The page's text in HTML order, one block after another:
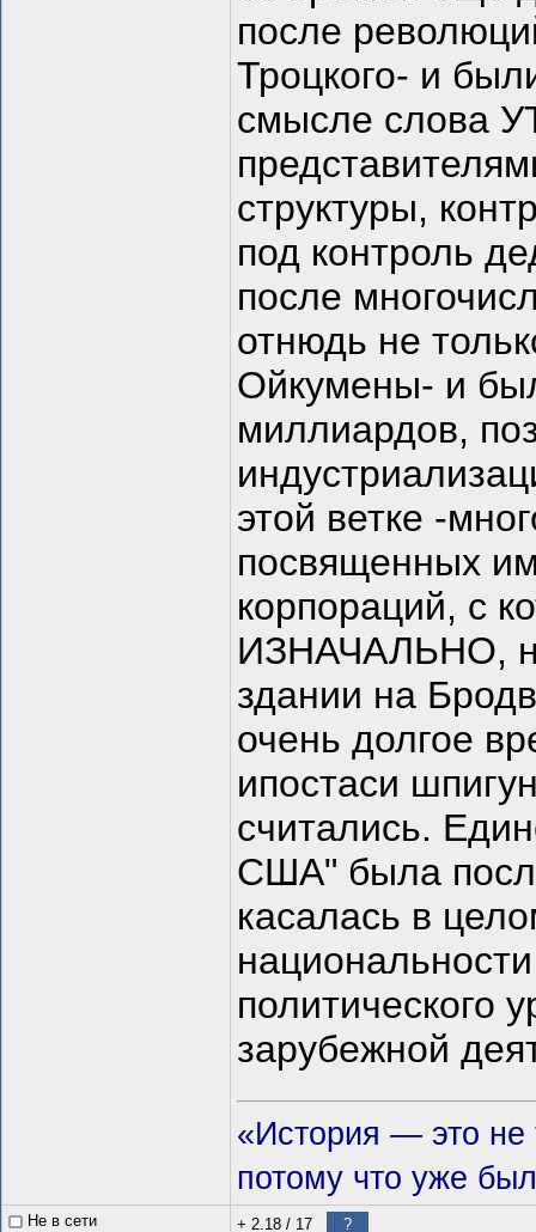
после
Троцкого- и
смысле слова
структуры,
под контроль
после
отнюдь не
Ойкумены- и
миллиардов,
этой ветке -
посвященных
корпораций, с
ИЗНАЧАЛЬНО,
здании на
очень долгое
ипостаси
считались.
США" была
касалась в
политического
зарубежной
«История — это не
потому что уже
Не в сети + 2.18 / 17 ?